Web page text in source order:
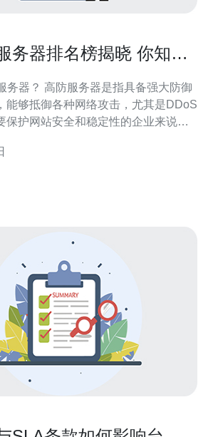
务器排名榜揭晓 你知道
指具备强大防御
能够抵御各种网络攻击，尤其是DDoS
保护网站安全和稳定性的企业来说，
和政策，涌现出多家高防服务器提供